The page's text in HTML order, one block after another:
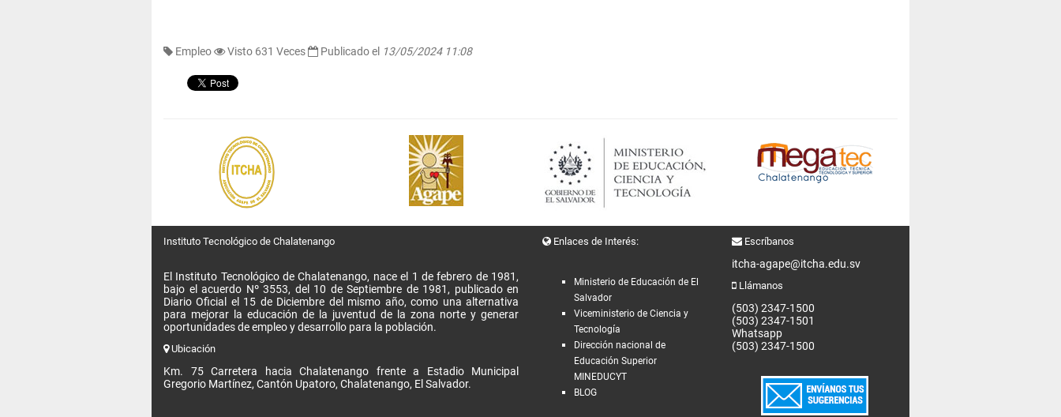
Empleo Visto 631 Veces Publicado el 13/05/2024 11:08
Instituto Tecnológico de Chalatenango
El Instituto Tecnológico de Chalatenango, nace el 1 de febrero de 1981,
bajo el acuerdo Nº 3553, del 10 de Septiembre de 1981, publicado en
Diario Oficial el 15 de Diciembre del mismo año, como una alternativa
para mejorar la educación de la juventud de la zona norte y generar
oportunidades de empleo y desarrollo para la población.
Ubicación
Km. 75 Carretera hacia Chalatenango frente a Estadio Municipal
Gregorio Martínez, Cantón Upatoro, Chalatenango, El Salvador.
Enlaces de Interés:
Ministerio de Educación de El
Salvador
Viceministerio de Ciencia y
Tecnología
Dirección nacional de
Educación Superior
MINEDUCYT
BLOG
Escríbanos
itcha-agape@itcha.edu.sv
Llámanos
(503) 2347-1500
(503) 2347-1501
Whatsapp
(503) 2347-1500